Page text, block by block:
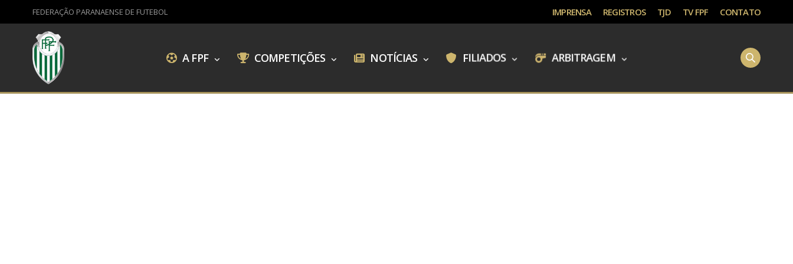
FEDERAÇÃO PARANAENSE DE FUTEBOL IMPRENSA REGISTROS TJD TV FPF CONTATO
A FPF COMPETIÇÕES NOTÍCIAS FILIADOS ARBITRAGEM